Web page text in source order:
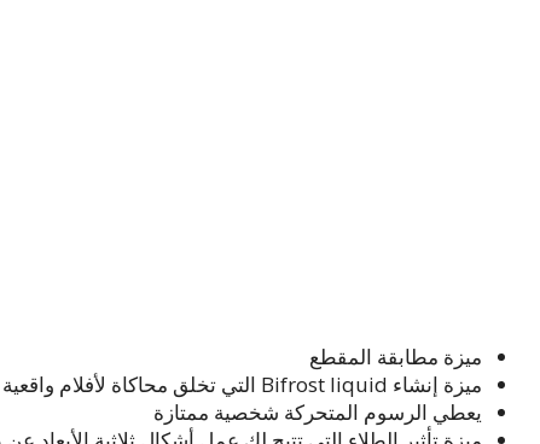
ميزة مطابقة المقطع
ميزة إنشاء Bifrost liquid التي تخلق محاكاة لأفلام واقعية
يعطي الرسوم المتحركة شخصية ممتازة